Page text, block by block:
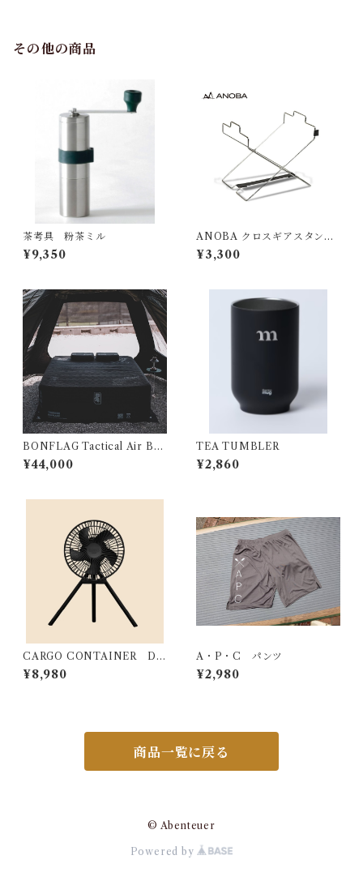
その他の商品
茶考具 粉茶ミル
¥9,350
ANOBA クロスギアスタンド
SUS Ver.
¥3,300
BONFLAG Tactical Air Bed
2P
¥44,000
TEA TUMBLER
¥2,860
CARGO CONTAINER DU
AL FAN - M
¥8,980
A・P・C パンツ
¥2,980
商品一覧に戻る
© Abenteuer
Powered by